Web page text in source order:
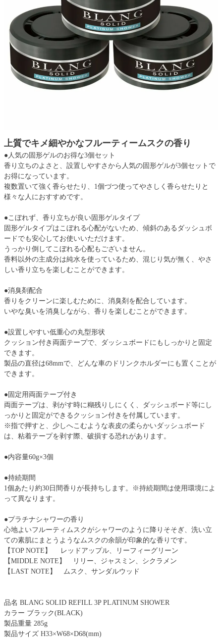
上質でキメ細やかなフルーティームスクの香り
●人気の固形ゲルのお得な3個セット
香り立ちのよさと、設置しやすさから人気の固形ゲルが3個セットで
お得になっています。
複数置いて強く香らせたり、1個づつ使ってやさしく香らせたりと
様々な人におすすめです。
●こぼれず、香り立ちが良い固形ゲルタイプ
固形ゲルタイプはこぼれる心配がないため、傾斜のあるダッシュボ
ードでも安心してお使いいただけます。
うっかり倒してこぼれる心配もございません。
香料以外の主成分は純水を使っているため、混じり気が無く、やさ
しい香り立ちを楽しむことができます。
●消臭剤配合
香りをクリーンに楽しむために、消臭剤を配合しています。
いやな臭いを消臭しながら、香りを楽しむことができます。
●設置しやすい低重心の丸型形状
クッション付き両面テープで、ダッシュボードにもしっかりと固定
できます。
製品の直径は68mmで、どんな車のドリンクホルダーにも置くことが
できます。
●固定用両面テープ付き
両面テープは、剥がす時に糊残りしにくく、ダッシュボード等にし
っかりと固定ができるクッション付きを付属しています。
※指で押すと、少しへこむような表皮の柔らかいダッシュボード
は、粘着テープを剥す際、破損する恐れがあります。
●内容量60g×3個
●持続期間
1個あたり約30日間香りが長持ちします。※持続期間は使用環境によ
って異なります。
●プラチナシャワーの香り
心地よいフルーティムスクがシャワーのように降りそそぎ、洗い立
ての素肌にまとうようなムスクの余韻が印象的な香りです。
【TOP NOTE】 レッドアップル、リーフィーグリーン
【MIDDLE NOTE】 リリー、ジャスミン、シクラメン
【LAST NOTE】 ムスク、サンダルウッド
品名 BLANG SOLID REFILL 3P PLATINUM SHOWER
カラー ブラック(BLACK)
製品重量 285g
製品サイズ H33×W68×D68(mm)